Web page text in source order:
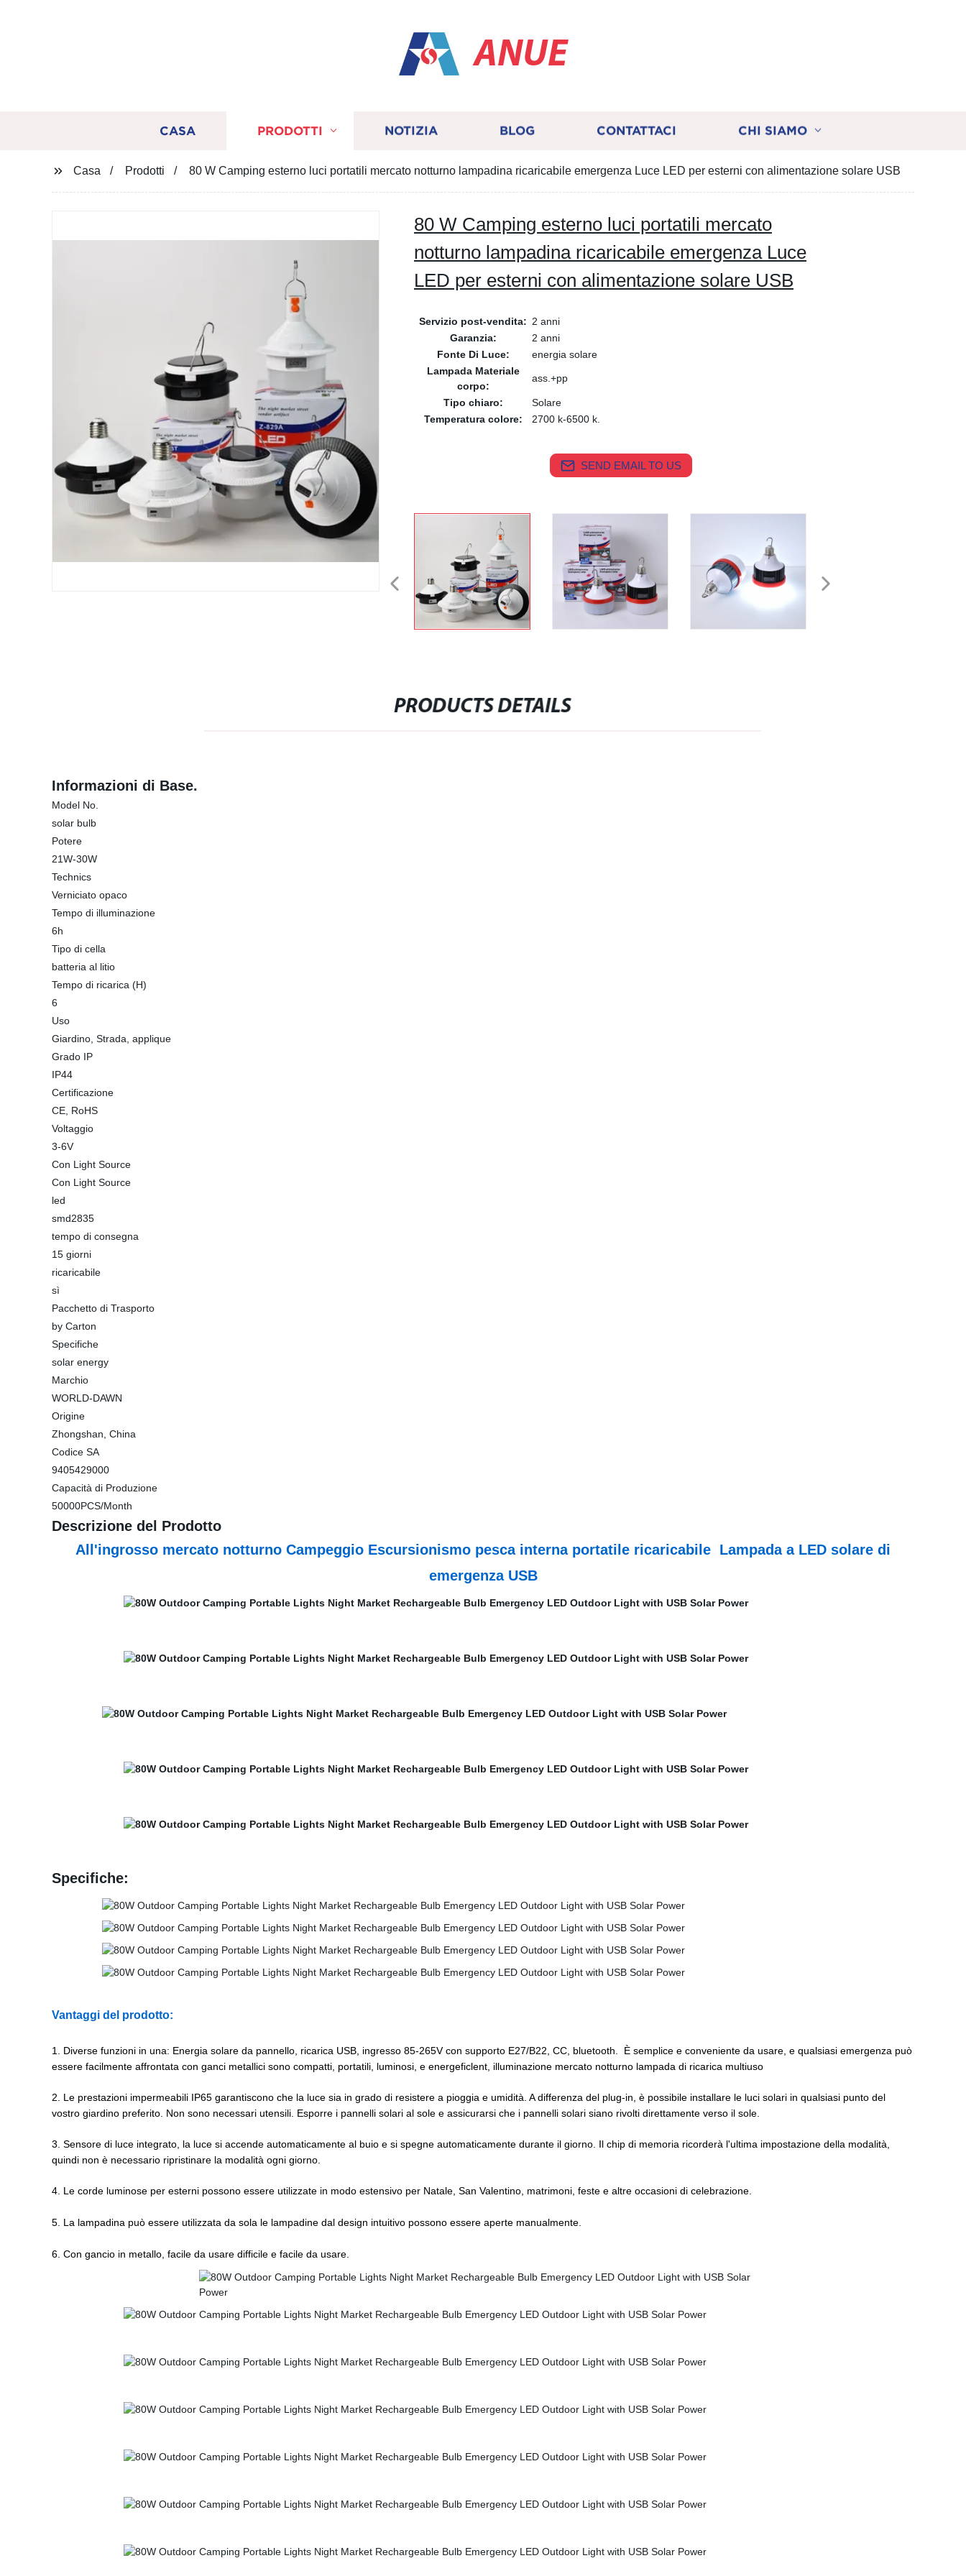
ANUE
CASA PRODOTTI NOTIZIA BLOG CONTATTACI CHI SIAMO
Casa Prodotti 80 W Camping esterno luci portatili mercato notturno lampadina ricaricabile emergenza Luce LED per esterni con alimentazione solare USB
80 W Camping esterno luci portatili mercato
notturno lampadina ricaricabile emergenza Luce
LED per esterni con alimentazione solare USB
Servizio post-vendita: 2 anni
Garanzia:
2 anni
Fonte Di Luce:
energia solare
Lampada Materiale
corpo:
ass.+pp
Tipo chiaro:
Solare
Temperatura colore:
2700 k-6500 k.
SEND EMAIL TO US
PRODUCTS DETAILS
Informazioni di Base.
Model No.
solar bulb
Potere
21W-30W
Technics
Verniciato opaco
Tempo di illuminazione
6h
Tipo di cella
batteria al litio
Tempo di ricarica (H)
6
Uso
Giardino, Strada, applique
Grado IP
IP44
Certificazione
CE, RoHS
Voltaggio
3-6V
Con Light Source
Con Light Source
led
smd2835
tempo di consegna
15 giorni
ricaricabile
sì
Pacchetto di Trasporto
by Carton
Specifiche
solar energy
Marchio
WORLD-DAWN
Origine
Zhongshan, China
Codice SA
9405429000
Capacità di Produzione
50000PCS/Month
Descrizione del Prodotto
All'ingrosso mercato notturno Campeggio Escursionismo pesca interna portatile ricaricabile Lampada a LED solare di
emergenza USB
Specifiche:
Vantaggi del prodotto:
1. Diverse funzioni in una: Energia solare da pannello, ricarica USB, ingresso 85-265V con supporto E27/B22, CC, bluetooth. È semplice e conveniente da usare, e qualsiasi emergenza può
essere facilmente affrontata con ganci metallici sono compatti, portatili, luminosi, e energeficlent, illuminazione mercato notturno lampada di ricarica multiuso
2. Le prestazioni impermeabili IP65 garantiscono che la luce sia in grado di resistere a pioggia e umidità. A differenza del plug-in, è possibile installare le luci solari in qualsiasi punto del
vostro giardino preferito. Non sono necessari utensili. Esporre i pannelli solari al sole e assicurarsi che i pannelli solari siano rivolti direttamente verso il sole.
3. Sensore di luce integrato, la luce si accende automaticamente al buio e si spegne automaticamente durante il giorno. Il chip di memoria ricorderà l'ultima impostazione della modalità,
quindi non è necessario ripristinare la modalità ogni giorno.
4. Le corde luminose per esterni possono essere utilizzate in modo estensivo per Natale, San Valentino, matrimoni, feste e altre occasioni di celebrazione.
5. La lampadina può essere utilizzata da sola le lampadine dal design intuitivo possono essere aperte manualmente.
6. Con gancio in metallo, facile da usare difficile e facile da usare.